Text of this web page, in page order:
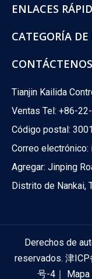
ENLACES
CATEGORÍA
CONTÁCTENOS
Tianjin Kailida
Ventas Tel: +86-
Código postal:
Correo electrónico:
Agregar: Jinping
Distrito de Nankai,
Derechos de
reservados. 津
号-4 ｜